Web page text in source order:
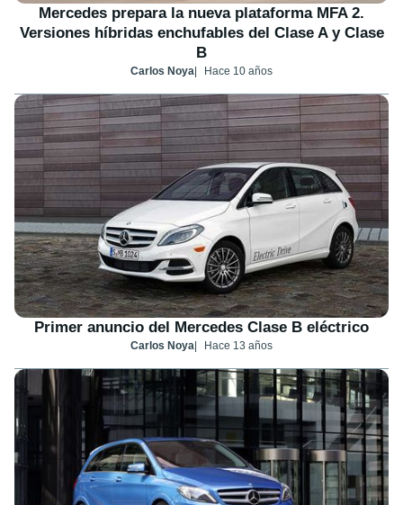
Mercedes prepara la nueva plataforma MFA 2.
Versiones híbridas enchufables del Clase A y Clase
B
Carlos Noya Hace 10 años
Primer anuncio del Mercedes Clase B eléctrico
Carlos Noya Hace 13 años